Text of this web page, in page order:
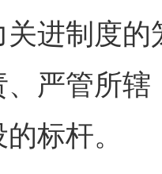
进制度的
严管所
标杆。